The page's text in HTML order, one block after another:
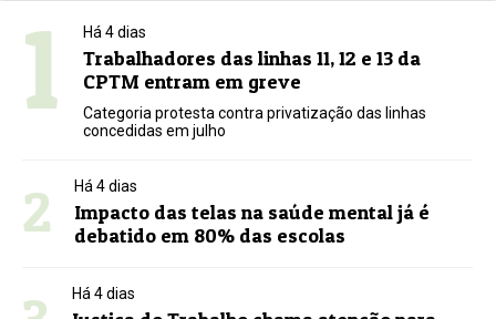
1 Há 4 dias
Trabalhadores das linhas 11, 12 e 13 da
CPTM entram em greve
Categoria protesta contra privatização das linhas
concedidas em julho
2 Há 4 dias
Impacto das telas na saúde mental já é
debatido em 80% das escolas
Há 4 dias